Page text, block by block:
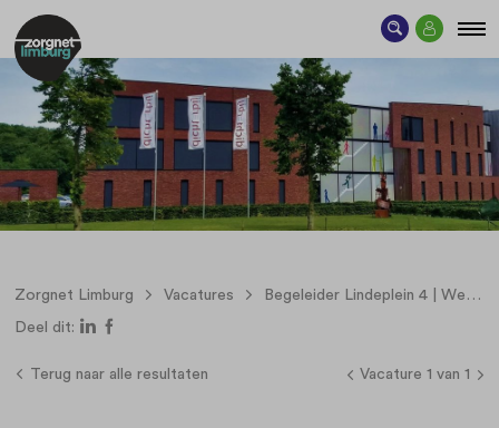
Zorgnet Limburg Vacatures Begeleider Lindeplein 4 | Werken met aandacht en afwisseling
Deel dit:
Terug naar alle resultaten Vacature 1 van 1